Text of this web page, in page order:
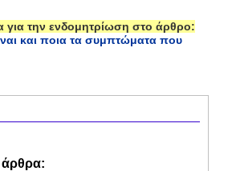
για την ενδομητρίωση στο άρθρο:
και ποια τα συμπτώματα που
άρθρα: